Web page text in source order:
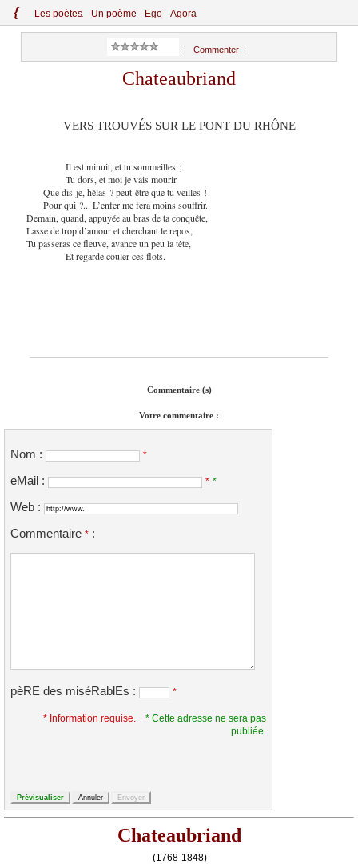
{ Les poètes Un poème Ego Agora
Commenter
Chateaubriand
VERS TROUVÉS SUR LE PONT DU RHÔNE
Il est minuit, et tu sommeilles ;
Tu dors, et moi je vais mourir.
Que dis-je, hélas ? peut-être que tu veilles !
Pour qui ?... L’enfer me fera moins souffrir.
Demain, quand, appuyée au bras de ta conquête,
Lasse de trop d’amour et cherchant le repos,
Tu passeras ce fleuve, avance un peu la tête,
Et regarde couler ces flots.
Commentaire (s)
Votre commentaire :
Nom : *
eMail : * *
Web :
Commentaire * :
pèRE des miséRablEs : *
* Information requise.
* Cette adresse ne sera pas
publiée.
Chateaubriand
(1768-1848)